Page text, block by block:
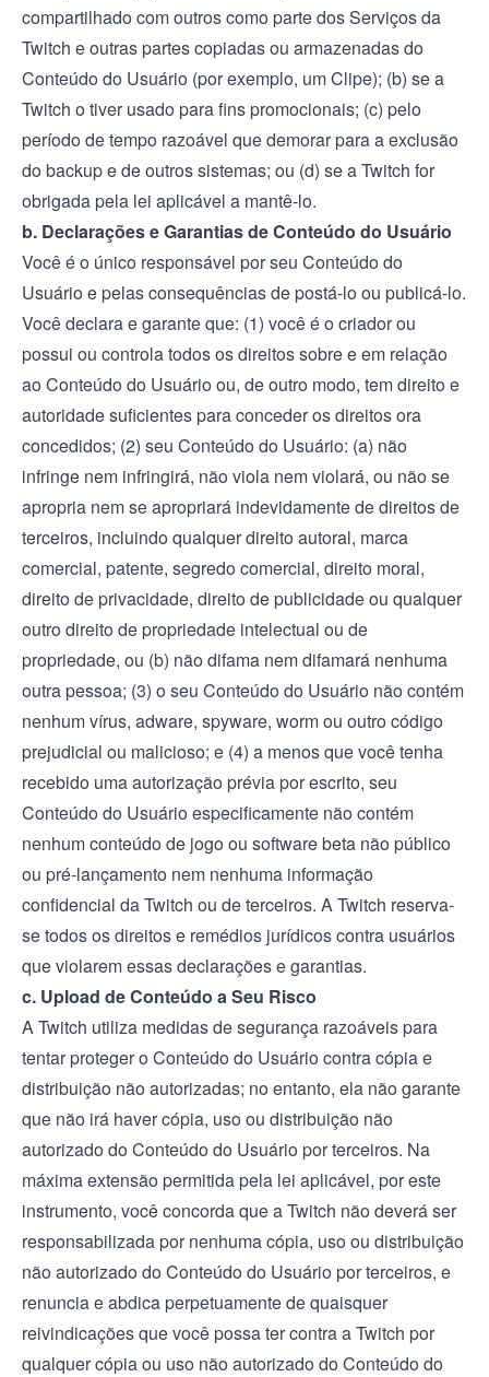
compartilhado com outros como parte dos Serviços da
Twitch e outras partes copiadas ou armazenadas do
Conteúdo do Usuário (por exemplo, um Clipe); (b) se a
Twitch o tiver usado para fins promocionais; (c) pelo
período de tempo razoável que demorar para a exclusão
do backup e de outros sistemas; ou (d) se a Twitch for
obrigada pela lei aplicável a mantê-lo.
b. Declarações e Garantias de Conteúdo do Usuário
Você é o único responsável por seu Conteúdo do
Usuário e pelas consequências de postá-lo ou publicá-lo.
Você declara e garante que: (1) você é o criador ou
possui ou controla todos os direitos sobre e em relação
ao Conteúdo do Usuário ou, de outro modo, tem direito e
autoridade suficientes para conceder os direitos ora
concedidos; (2) seu Conteúdo do Usuário: (a) não
infringe nem infringirá, não viola nem violará, ou não se
apropria nem se apropriará indevidamente de direitos de
terceiros, incluindo qualquer direito autoral, marca
comercial, patente, segredo comercial, direito moral,
direito de privacidade, direito de publicidade ou qualquer
outro direito de propriedade intelectual ou de
propriedade, ou (b) não difama nem difamará nenhuma
outra pessoa; (3) o seu Conteúdo do Usuário não contém
nenhum vírus, adware, spyware, worm ou outro código
prejudicial ou malicioso; e (4) a menos que você tenha
recebido uma autorização prévia por escrito, seu
Conteúdo do Usuário especificamente não contém
nenhum conteúdo de jogo ou software beta não público
ou pré-lançamento nem nenhuma informação
confidencial da Twitch ou de terceiros. A Twitch reserva-
se todos os direitos e remédios jurídicos contra usuários
que violarem essas declarações e garantias.
c. Upload de Conteúdo a Seu Risco
A Twitch utiliza medidas de segurança razoáveis para
tentar proteger o Conteúdo do Usuário contra cópia e
distribuição não autorizadas; no entanto, ela não garante
que não irá haver cópia, uso ou distribuição não
autorizado do Conteúdo do Usuário por terceiros. Na
máxima extensão permitida pela lei aplicável, por este
instrumento, você concorda que a Twitch não deverá ser
responsabilizada por nenhuma cópia, uso ou distribuição
não autorizado do Conteúdo do Usuário por terceiros, e
renuncia e abdica perpetuamente de quaisquer
reivindicações que você possa ter contra a Twitch por
qualquer cópia ou uso não autorizado do Conteúdo do